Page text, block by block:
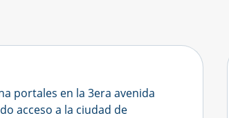
portales en la 3era avenida
acceso a la ciudad de